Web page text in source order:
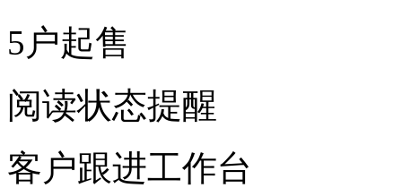
5户起售
阅读状态提醒
客户跟进工作台